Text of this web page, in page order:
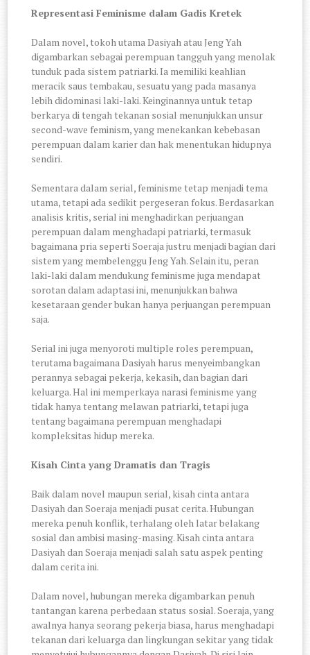
Representasi Feminisme dalam Gadis Kretek
Dalam novel, tokoh utama Dasiyah atau Jeng Yah
digambarkan sebagai perempuan tangguh yang menolak
tunduk pada sistem patriarki. Ia memiliki keahlian
meracik saus tembakau, sesuatu yang pada masanya
lebih didominasi laki-laki. Keinginannya untuk tetap
berkarya di tengah tekanan sosial menunjukkan unsur
second-wave feminism, yang menekankan kebebasan
perempuan dalam karier dan hak menentukan hidupnya
sendiri.
Sementara dalam serial, feminisme tetap menjadi tema
utama, tetapi ada sedikit pergeseran fokus. Berdasarkan
analisis kritis, serial ini menghadirkan perjuangan
perempuan dalam menghadapi patriarki, termasuk
bagaimana pria seperti Soeraja justru menjadi bagian dari
sistem yang membelenggu Jeng Yah. Selain itu, peran
laki-laki dalam mendukung feminisme juga mendapat
sorotan dalam adaptasi ini, menunjukkan bahwa
kesetaraan gender bukan hanya perjuangan perempuan
saja.
Serial ini juga menyoroti multiple roles perempuan,
terutama bagaimana Dasiyah harus menyeimbangkan
perannya sebagai pekerja, kekasih, dan bagian dari
keluarga. Hal ini memperkaya narasi feminisme yang
tidak hanya tentang melawan patriarki, tetapi juga
tentang bagaimana perempuan menghadapi
kompleksitas hidup mereka.
Kisah Cinta yang Dramatis dan Tragis
Baik dalam novel maupun serial, kisah cinta antara
Dasiyah dan Soeraja menjadi pusat cerita. Hubungan
mereka penuh konflik, terhalang oleh latar belakang
sosial dan ambisi masing-masing.Kisah cinta antara
Dasiyah dan Soeraja menjadi salah satu aspek penting
dalam cerita ini.
Dalam novel, hubungan mereka digambarkan penuh
tantangan karena perbedaan status sosial. Soeraja, yang
awalnya hanya seorang pekerja biasa, harus menghadapi
tekanan dari keluarga dan lingkungan sekitar yang tidak